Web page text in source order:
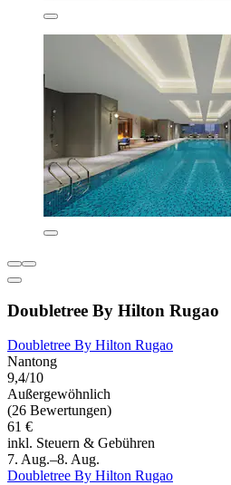
Doubletree By Hilton Rugao
Doubletree By Hilton Rugao
Nantong
9,4/10
Außergewöhnlich
(26 Bewertungen)
61 €
inkl. Steuern & Gebühren
7. Aug.–8. Aug.
Doubletree By Hilton Rugao